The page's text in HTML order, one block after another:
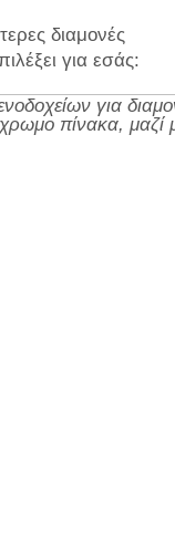
διαμονές
για εσάς: